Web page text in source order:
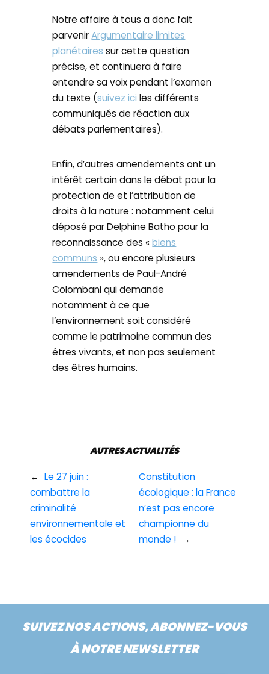
Notre affaire à tous a donc fait
parvenirArgumentaire limites
planétaires sur cette question
précise, et continuera à faire
entendre sa voix pendant l’examen
du texte (suivez ici les différents
communiqués de réaction aux
débats parlementaires).
Enfin, d’autres amendements ont un
intérêt certain dans le débat pour la
protection de et l’attribution de
droits à la nature : notamment celui
déposé par Delphine Batho pour la
reconnaissance des «biens
communs », ou encore plusieurs
amendements de Paul-André
Colombani qui demande
notamment à ce que
l’environnement soit considéré
comme le patrimoine commun des
êtres vivants, et non pas seulement
des êtres humains.
← Le 27 juin :
combattre la
criminalité
environnementale et
les écocides
AUTRES ACTUALITÉS
Constitution
écologique : la France
n’est pas encore
championne du
monde ! →
SUIVEZ NOS ACTIONS, ABONNEZ-VOUS
À NOTRE NEWSLETTER